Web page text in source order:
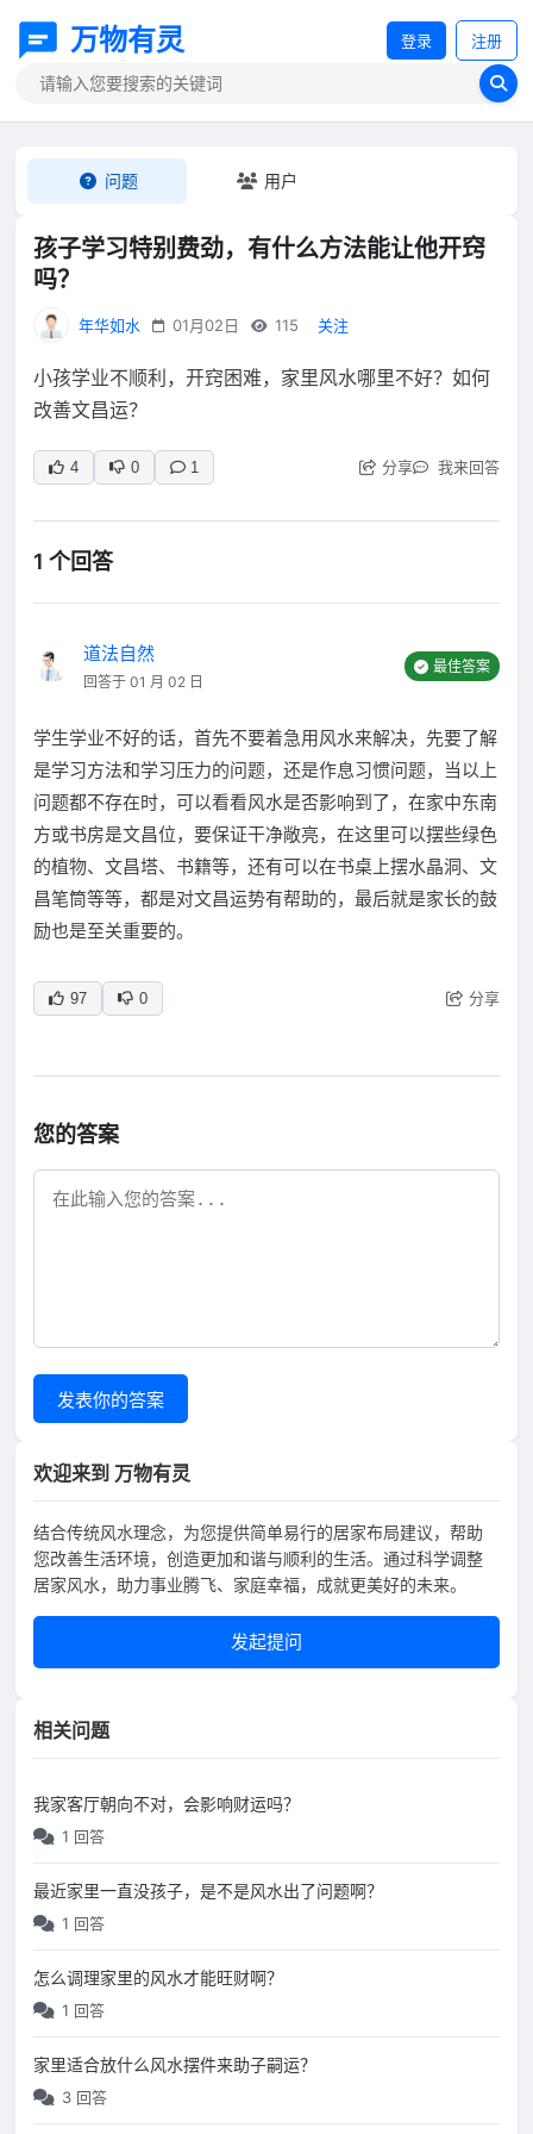
万物有灵 登录 注册
问题 用户
孩子学习特别费劲，有什么方法能让他开窍
吗？
年华如水 01月02日 115 关注
小孩学业不顺利，开窍困难，家里风水哪里不好？如何
改善文昌运？
4 0 1 分享 我来回答
1 个回答
道法自然
回答于 01 月 02 日
最佳答案
学生学业不好的话，首先不要着急用风水来解决，先要了解
是学习方法和学习压力的问题，还是作息习惯问题，当以上
问题都不存在时，可以看看风水是否影响到了，在家中东南
方或书房是文昌位，要保证干净敞亮，在这里可以摆些绿色
的植物、文昌塔、书籍等，还有可以在书桌上摆水晶洞、文
昌笔筒等等，都是对文昌运势有帮助的，最后就是家长的鼓
励也是至关重要的。
97 0 分享
您的答案
发表你的答案
欢迎来到 万物有灵
结合传统风水理念，为您提供简单易行的居家布局建议，帮助
您改善生活环境，创造更加和谐与顺利的生活。通过科学调整
居家风水，助力事业腾飞、家庭幸福，成就更美好的未来。
发起提问
相关问题
我家客厅朝向不对，会影响财运吗？
1 回答
最近家里一直没孩子，是不是风水出了问题啊？
1 回答
怎么调理家里的风水才能旺财啊？
1 回答
家里适合放什么风水摆件来助子嗣运？
3 回答